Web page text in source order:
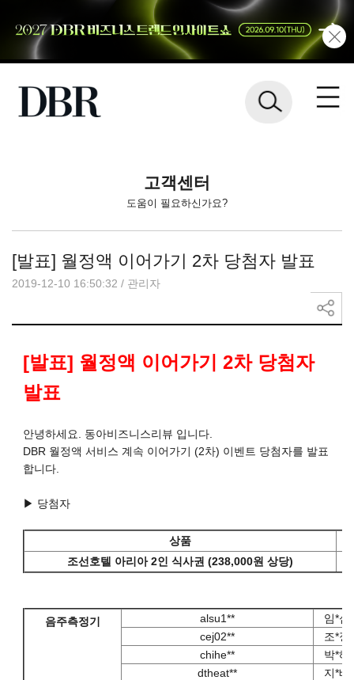
고객센터
도움이 필요하신가요?
[발표] 월정액 이어가기 2차 당첨자 발표
2019-12-10 16:50:32 / 관리자
[발표] 월정액 이어가기 2차 당첨자
발표
안녕하세요. 동아비즈니스리뷰 입니다.
DBR 월정액 서비스 계속 이어가기 (2차) 이벤트 당첨자를 발표
합니다.
▶ 당첨자
상품
조선호텔 아리아 2인 식사권 (238,000원 상당)
음주측정기 alsu1**
임*섭
cej02**
조*정
chihe**
박*혜
dtheat**
지*배